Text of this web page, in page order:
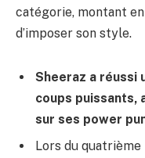
catégorie, montant
d’imposer son style.
Sheeraz a réussi
coups puissants,
sur ses power
Lors du quatrième